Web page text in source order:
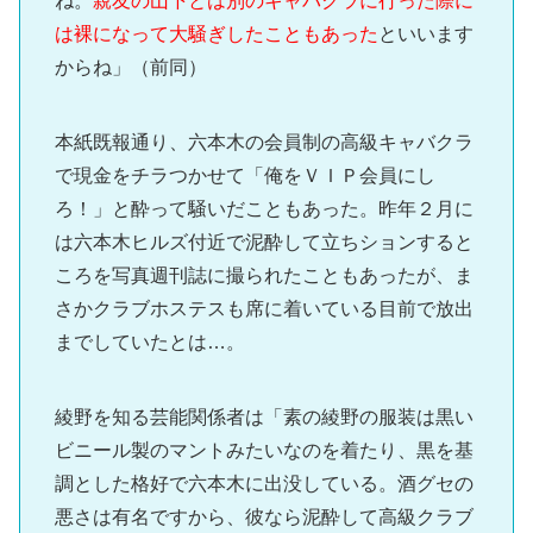
は裸になって大騒ぎしたこともあった といいます
からね」（前同）
本紙既報通り、六本木の会員制の高級キャバクラ
で現金をチラつかせて「俺をＶＩＰ会員にし
ろ！」と酔って騒いだこともあった。昨年２月に
は六本木ヒルズ付近で泥酔して立ちションすると
ころを写真週刊誌に撮られたこともあったが、ま
さかクラブホステスも席に着いている目前で放出
までしていたとは…。
綾野を知る芸能関係者は「素の綾野の服装は黒い
ビニール製のマントみたいなのを着たり、黒を基
調とした格好で六本木に出没している。酒グセの
悪さは有名ですから、彼なら泥酔して高級クラブ